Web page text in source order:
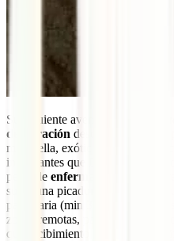
Su siguiente aventura se tituló
de duración desde el norte de
muy bella, exótica, conviviendo
interesantes que Daniel haya
pesar de enfermar de malaria
,
sufrir una picadura en la rodilla
parasitaria (min 32:00).
zonas remotas, para contactar a
qué recibimiento han tenido en